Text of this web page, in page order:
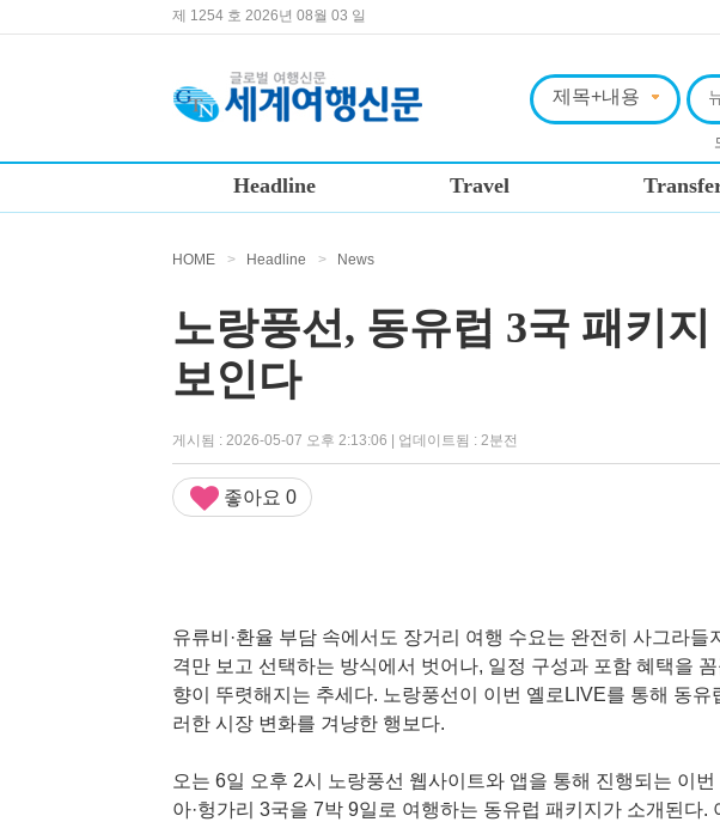
제 1254 호 2026년 08월 03 일
Headline Travel
HOME > Headline > News
노랑풍선, 동유럽 3국 패키
보인다
게시됨 : 2026-05-07 오후 2:13:06 | 업데이트됨 : 2분전
좋아요 0
유류비·환율 부담 속에서도 장거리 여행 수요는 완전히 사그라들
격만 보고 선택하는 방식에서 벗어나, 일정 구성과 포함 혜택을
향이 뚜렷해지는 추세다. 노랑풍선이 이번 옐로LIVE를 통해 동유
러한 시장 변화를 겨냥한 행보다.
오는 6일 오후 2시 노랑풍선 웹사이트와 앱을 통해 진행되는 이번
아·헝가리 3국을 7박 9일로 여행하는 동유럽 패키지가 소개된다.